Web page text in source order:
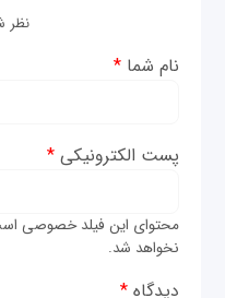
نظر
نام شما*
پست الکترونیکی*
محتوای این فیلد خصوصی
نخواهد شد.
دیدگاه*